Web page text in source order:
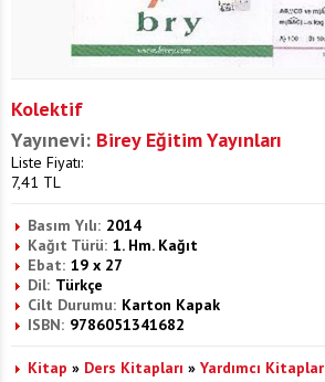
Kolektif
Yayınevi: Birey Eğitim Yayınları
Liste Fiyatı:
7,41 TL
Basım Yılı: 2014
Kağıt Türü: 1. Hm. Kağıt
Ebat: 19 x 27
Dil: Türkçe
Cilt Durumu: Karton Kapak
ISBN: 9786051341682
Kitap » Ders Kitapları » Yardımcı Kitaplar